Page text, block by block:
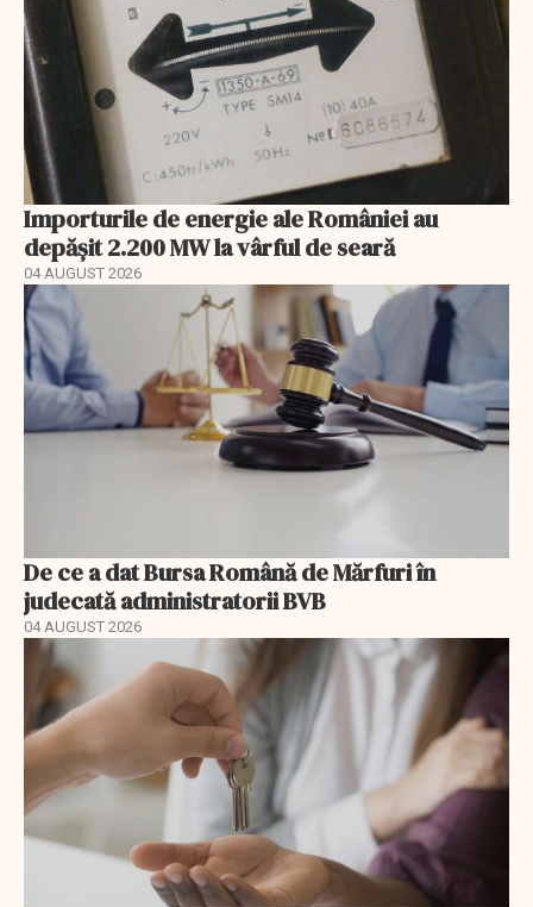
Importurile de energie ale României au
depășit 2.200 MW la vârful de seară
04 AUGUST 2026
De ce a dat Bursa Română de Mărfuri în
judecată administratorii BVB
04 AUGUST 2026